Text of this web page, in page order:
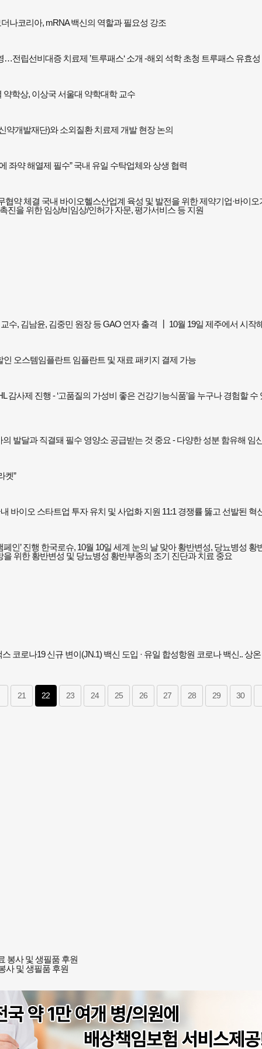
나코리아, mRNA 백신의 역할과 필요성 강조
립선비대증 치료제 ’트루패스‘ 소개 -해외 석학 초청 트루패스 유효
학상, 이상국 서울대 약학대학 교수
약개발재단)와 소외질환 치료제 개발 현장 논의
좌약 해열제 필수” 국내 유일 수탁업체와 상생 협력
약 체결 국내 바이오헬스산업계 육성 및 발전을 위한 제약기업·바이
을 위한 임상/비임상/인허가 자문, 평가서비스 등 지원
, 김남윤, 김중민 원장 등 GAO 연자 출격 ┃ 10월 19일 제주에서 시작
오스템임플란트 임플란트 및 재료 패키지 결제 가능
사제 진행 - ‘고품질의 가성비 좋은 건강기능식품’을 누구나 경험할
발달과 직결돼 필수 영양소 공급받는 것 중요 - 다양한 성분 함유해 임
켓”
바이오 스타트업 투자 유치 및 사업화 지원 11:1 경쟁률 뚫고 선발된 혁
인’ 진행 한국로슈, 10월 10일 세계 눈의 날 맞아 황반변성, 당뇨병성
위한 황반변성 및 당뇨병성 황반부종의 조기 진단과 치료 중요
코로나19 신규 변이(JN.1) 백신 도입 · 유일 합성항원 코로나 백신.. 상
21 22 23 24 25 26 27 28 29 30
사 및 생필품 후원